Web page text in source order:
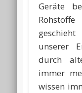
Geräte
unserer
durch
immer
wissen